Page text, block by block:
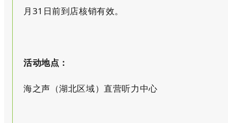
月31日前到店核销有效。
活动地点：
海之声（湖北区域）直营听力中心